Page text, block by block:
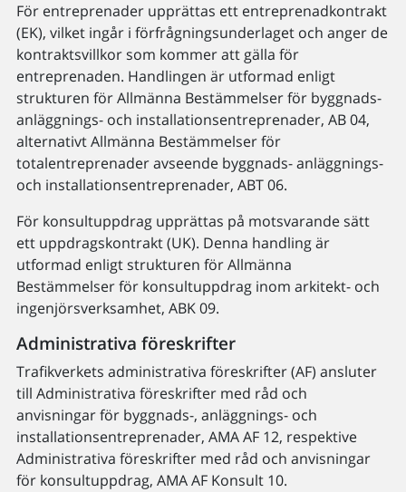
För entreprenader upprättas ett entreprenadkontrakt
(EK), vilket ingår i förfrågningsunderlaget och anger de
kontraktsvillkor som kommer att gälla för
entreprenaden. Handlingen är utformad enligt
strukturen för Allmänna Bestämmelser för byggnads-
anläggnings- och installationsentreprenader, AB 04,
alternativt Allmänna Bestämmelser för
totalentreprenader avseende byggnads- anläggnings-
och installationsentreprenader, ABT 06.
För konsultuppdrag upprättas på motsvarande sätt
ett uppdragskontrakt (UK). Denna handling är
utformad enligt strukturen för Allmänna
Bestämmelser för konsultuppdrag inom arkitekt- och
ingenjörsverksamhet, ABK 09.
Administrativa föreskrifter
Trafikverkets administrativa föreskrifter (AF) ansluter
till Administrativa föreskrifter med råd och
anvisningar för byggnads-, anläggnings- och
installationsentreprenader, AMA AF 12, respektive
Administrativa föreskrifter med råd och anvisningar
för konsultuppdrag, AMA AF Konsult 10.